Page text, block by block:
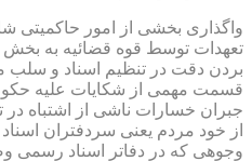
واگذاری بخشی از امور حاکمیتی
تعهدات توسط قوه قضائیه به
بردن دقت در تنظیم اسناد و سلب
قسمت مهمی از شکایات علیه
جبران خسارات ناشی از اشتباه
از خود مردم یعنی سردفتران
وجوهی که در دفاتر اسناد